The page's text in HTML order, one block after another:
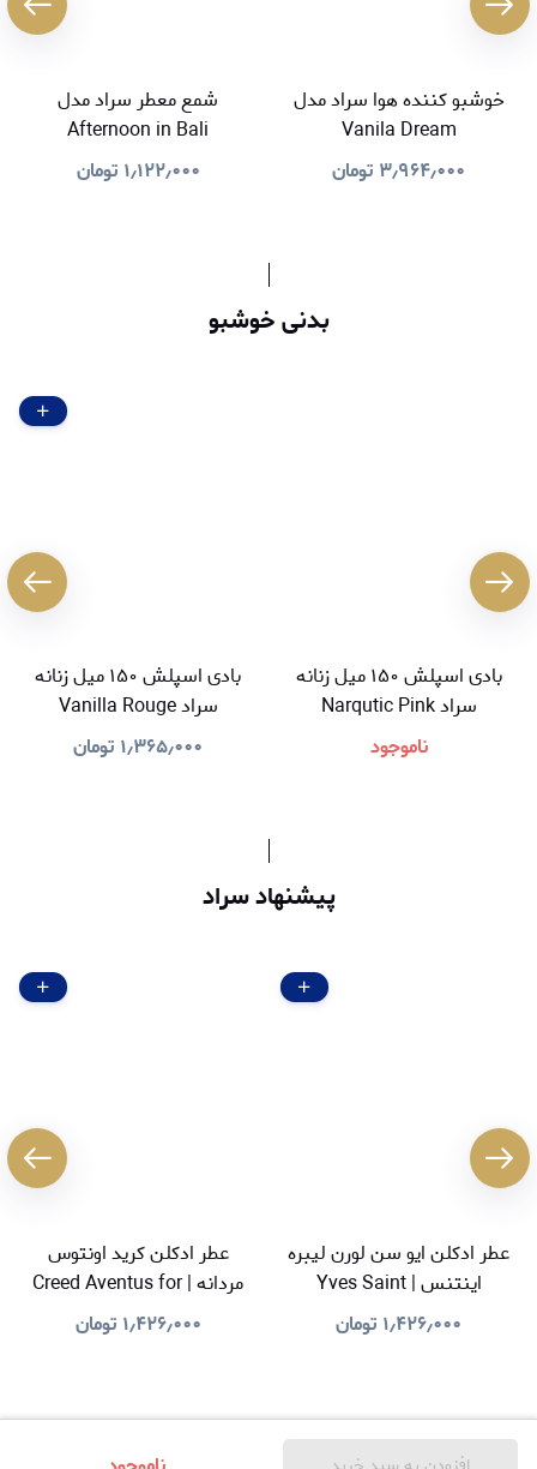
خوشبو کننده هوا سراد مدل
Vanila Dream
۳٫۹۶۴٫۰۰۰ تومان
شمع معطر سراد مدل
Afternoon in Bali
۱٫۱۲۲٫۰۰۰ تومان
بدنی خوشبو
بادی اسپلش ۱۵۰ میل زنانه
سراد Narqutic Pink
ناموجود
بادی اسپلش ۱۵۰ میل زنانه
سراد Vanilla Rouge
۱٫۳۶۵٫۰۰۰ تومان
پیشنهاد سراد
عطر ادکلن ایو سن لورن لیبره
اینتنس | Yves Saint
Laurent Libre Intense
۱٫۴۲۶٫۰۰۰ تومان
عطر ادکلن کرید اونتوس
مردانه | Creed Aventus for
Men
۱٫۴۲۶٫۰۰۰ تومان